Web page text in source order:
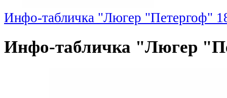
Инфо-табличка "Люгер "Петергоф"
Инфо-табличка "Люгер